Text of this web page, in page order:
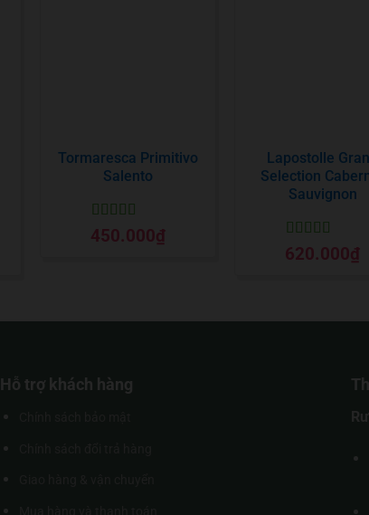
Tormaresca Primitivo
Salento
Được xếp
hạng55 sao
450.000₫
Lapostolle
Selection
Sauvignon
Được xếp
hạng55 sao
620.000₫
Hỗ trợ khách hàng